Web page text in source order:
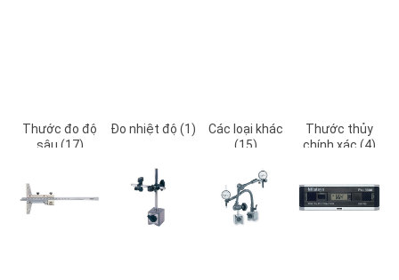
Thước đo độ
sâu (17)
Đo nhiệt độ (1)
Các loại khác
(15)
Thước thủy
chính xác (4)